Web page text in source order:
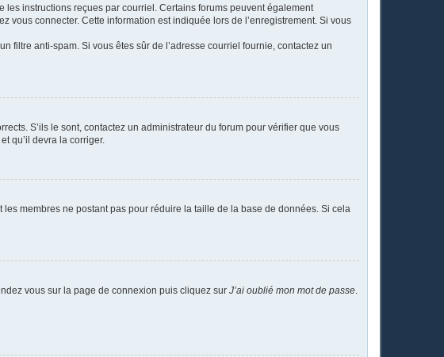
les instructions reçues par courriel. Certains forums peuvent également
connecter. Cette information est indiquée lors de l’enregistrement. Si vous
filtre anti-spam. Si vous êtes sûr de l’adresse courriel fournie, contactez un
S’ils le sont, contactez un administrateur du forum pour vérifier que vous
qu’il devra la corriger.
membres ne postant pas pour réduire la taille de la base de données. Si cela
vous sur la page de connexion puis cliquez sur J’ai oublié mon mot de passe